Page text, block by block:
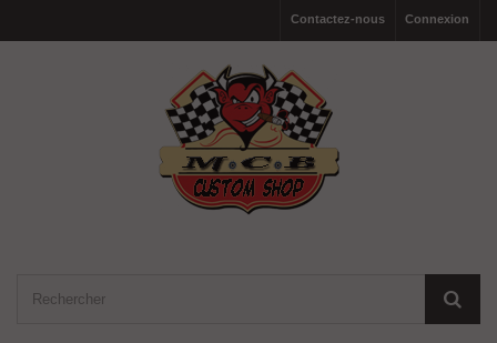
Connexion
Contactez-nous